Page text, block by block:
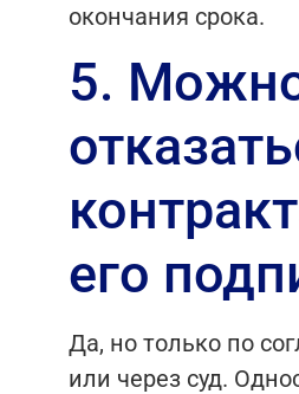
окончания срока.
5.
его
Да, но только по
или через суд.